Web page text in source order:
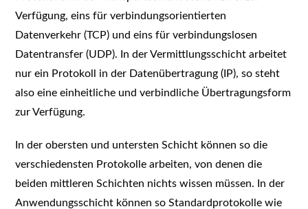
Verfügung, eins für verbindungsorientierten
Datenverkehr (TCP) und eins für verbindungslosen
Datentransfer (UDP). In der Vermittlungsschicht arbeitet
nur ein Protokoll in der Datenübertragung (IP), so steht
also eine einheitliche und verbindliche Übertragungsform
zur Verfügung.
In der obersten und untersten Schicht können so die
verschiedensten Protokolle arbeiten, von denen die
beiden mittleren Schichten nichts wissen müssen. In der
Anwendungsschicht können so Standardprotokolle wie